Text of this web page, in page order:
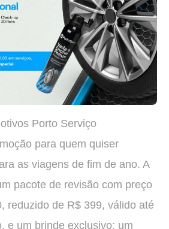
Porto Serviço
para quem quiser
as viagens de fim de ano. A
pacote de revisão com preço
reduzido de R$ 399, válido até
e um brinde exclusivo: um